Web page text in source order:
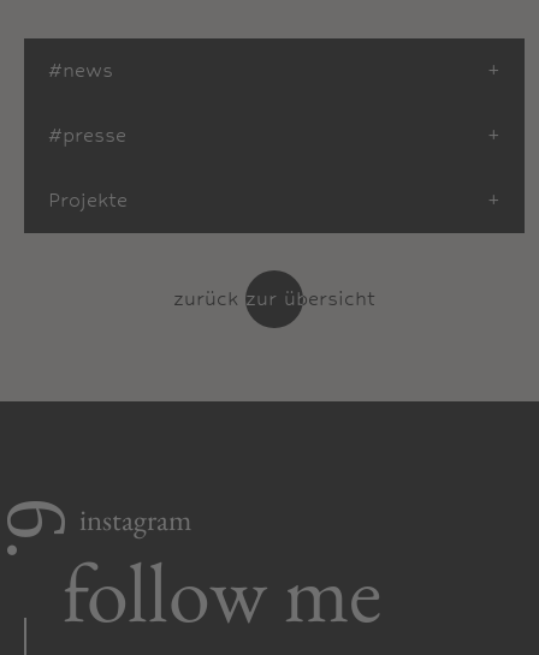
#news +
#presse +
Projekte +
zurück zur übersicht
zurück zur übersicht
instagram
follow me